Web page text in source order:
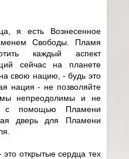
я есть Вознесенное
Свободы. Пламя
каждый аспект
сейчас на планете
свою нацию, - будь это
нация - не позволяйте
непреодолимы и не
с помощью Пламени
дверь для Пламени
открытые сердца тех